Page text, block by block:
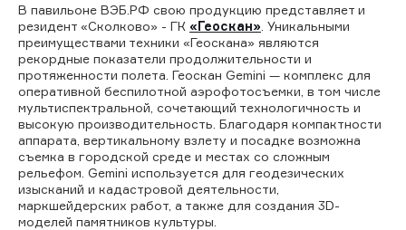
В павильоне ВЭБ.РФ свою продукцию представляет и
резидент «Сколково» - ГК «Геоскан» . Уникальными
преимуществами техники «Геоскана» являются
рекордные показатели продолжительности и
протяженности полета. Геоскан Gemini — комплекс для
оперативной беспилотной аэрофотосъемки, в том числе
мультиспектральной, сочетающий технологичность и
высокую производительность. Благодаря компактности
аппарата, вертикальному взлету и посадке возможна
съемка в городской среде и местах со сложным
рельефом. Gemini используется для геодезических
изысканий и кадастровой деятельности,
маркшейдерских работ, а также для создания 3D-
моделей памятников культуры.